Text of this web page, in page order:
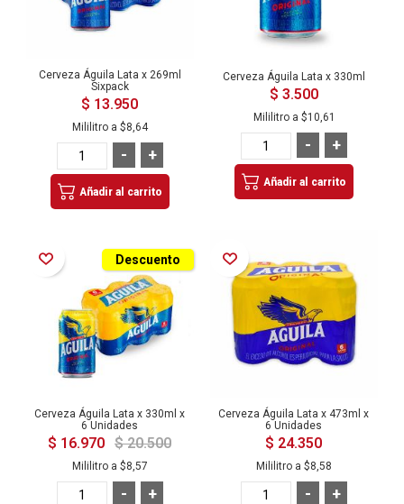
Cerveza Águila Lata x 269ml
Sixpack
$ 13.950
Mililitro a $8,64
+
-
Añadir al carrito
Cerveza Águila Lata x 330ml
$ 3.500
Mililitro a $10,61
+
-
Añadir al carrito
Añadir a la Lista de Deseos
Cerveza Águila Lata x 330ml x
6 Unidades
$ 16.970
Descuento
$ 20.500
Mililitro a $8,57
+
-
Añadir a la Lista de Deseos
Cerveza Águila Lata x 473ml x
6 Unidades
$ 24.350
Mililitro a $8,58
+
-